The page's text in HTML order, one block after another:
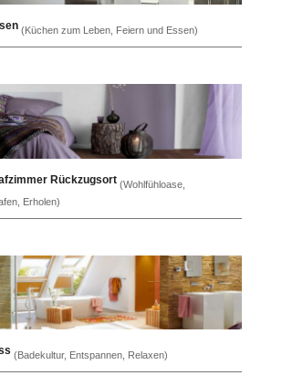
(Küchen zum Leben, Feiern und Essen)
Rückzugsort (Wohlfühloase,
Erholen)
(Badekultur, Entspannen, Relaxen)